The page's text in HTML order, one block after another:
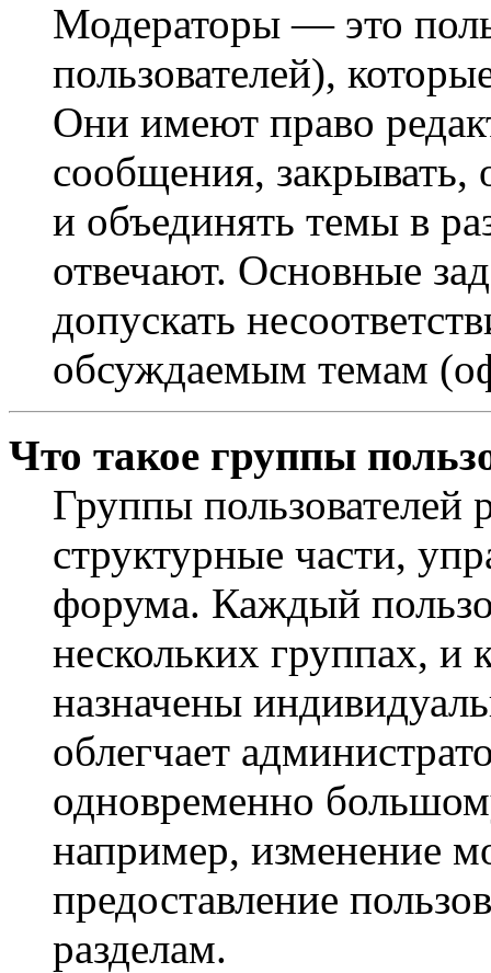
Модераторы — это
пользователей),
Они имеют право
сообщения, закрывать,
и объединять темы в
отвечают. Основные
допускать
обсуждаемым темам
Что такое группы
Группы пользователей
структурные части,
форума. Каждый
нескольких группах, и
назначены
облегчает
одновременно
например, изменение
предоставление
разделам.